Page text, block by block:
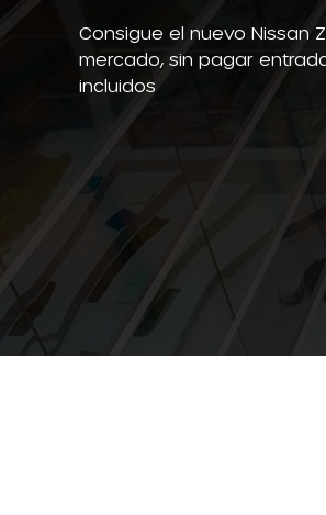
Consigue el nuevo Nissan
mercado, sin pagar
incluidos